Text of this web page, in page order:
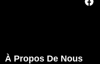
À Propos De Nous